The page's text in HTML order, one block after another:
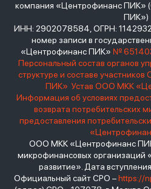
компания «Центрофинанс
ПИК»)
ИНН: 2902078584, ОГРН:
номер записи в
«Центрофинанс ПИК» №
Персональный состав органов
структуре и составе
ПИК» Устав ООО МКК
Информация об условиях
возврата потребительских
предоставления
ООО МКК «Центрофинанс
микрофинансовых организаций
развитие». Дата
Официальный сайт СРО –https://